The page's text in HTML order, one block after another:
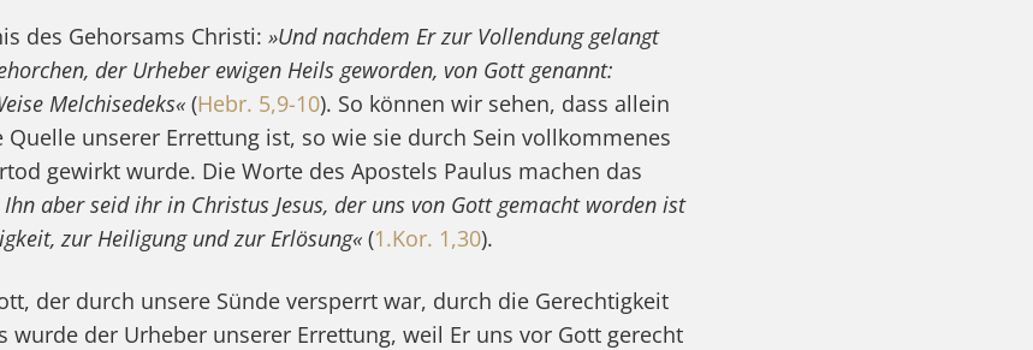
des Gehorsams Christi: »Und nachdem Er zur Vollendung gelangt
der Urheber ewigen Heils geworden, von Gott genannt:
Melchisedeks«(Hebr. 5,9-10). So können wir sehen, dass allein
Quelle unserer Errettung ist, so wie sie durch Sein vollkommenes
gewirkt wurde. Die Worte des Apostels Paulus machen das
Ihn aber seid ihr in Christus Jesus, der uns von Gott gemacht worden ist
zur Heiligung und zur Erlösung«(1.Kor. 1,30).
der durch unsere Sünde versperrt war, durch die Gerechtigkeit
wurde der Urheber unserer Errettung, weil Er uns vor Gott gerecht